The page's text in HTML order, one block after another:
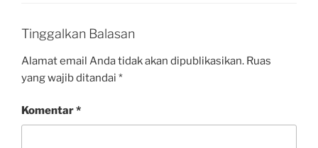
Tinggalkan Balasan
Alamat email Anda tidak akan dipublikasikan. Ruas
yang wajib ditandai *
Komentar*